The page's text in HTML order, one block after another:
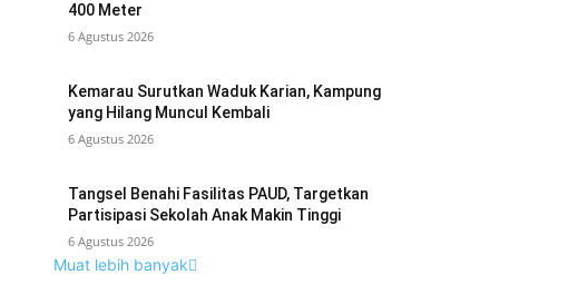
400 Meter
6 Agustus 2026
Kemarau Surutkan Waduk Karian, Kampung
yang Hilang Muncul Kembali
6 Agustus 2026
Tangsel Benahi Fasilitas PAUD, Targetkan
Partisipasi Sekolah Anak Makin Tinggi
6 Agustus 2026
Muat lebih banyak